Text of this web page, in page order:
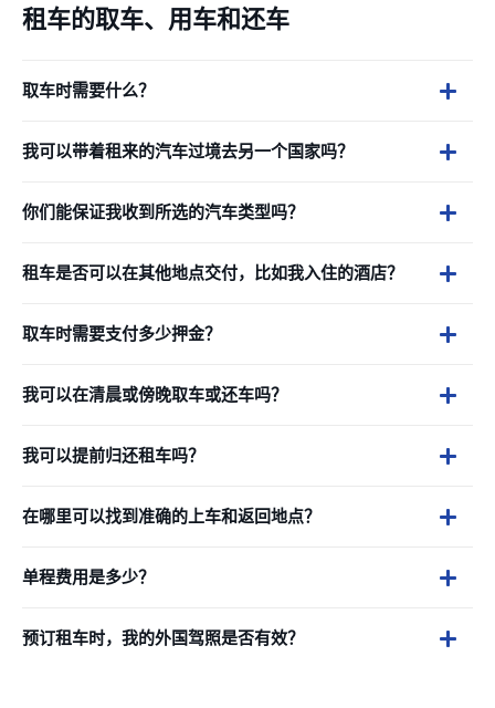
租车的取车、用车和还车
取车时需要什么？
我可以带着租来的汽车过境去另一个国家吗？
你们能保证我收到所选的汽车类型吗？
租车是否可以在其他地点交付，比如我入住的酒店？
取车时需要支付多少押金？
我可以在清晨或傍晚取车或还车吗？
我可以提前归还租车吗？
在哪里可以找到准确的上车和返回地点？
单程费用是多少？
预订租车时，我的外国驾照是否有效？